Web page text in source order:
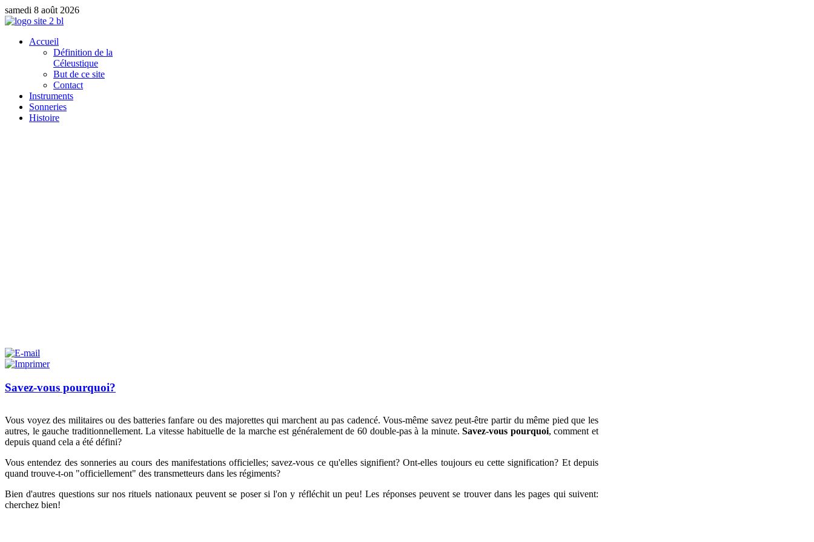
samedi 8 août 2026
Accueil
Définition de la
Céleustique
But de ce site
Contact
Instruments
Sonneries
Histoire
Savez-vous pourquoi?
Vous voyez des militaires ou des batteries fanfare ou des majorettes qui marchent au pas cadencé. Vous-même savez peut-être partir du même pied que les
autres, le gauche traditionnellement. La vitesse habituelle de la marche est généralement de 60 double-pas à la minute.Savez-vous pourquoi, comment et
depuis quand cela a été défini?
Vous entendez des sonneries au cours des manifestations officielles; savez-vous ce qu'elles signifient? Ont-elles toujours eu cette signification? Et depuis
quand trouve-t-on "officiellement" des transmetteurs dans les régiments?
Bien d'autres questions sur nos rituels nationaux peuvent se poser si l'on y réfléchit un peu! Les réponses peuvent se trouver dans les pages qui suivent:
cherchez bien!